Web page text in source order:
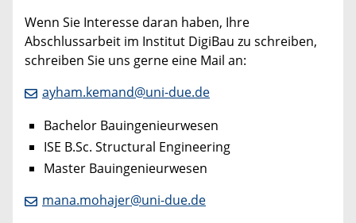
Wenn Sie Interesse daran haben, Ihre
Abschlussarbeit im Institut DigiBau zu schreiben,
schreiben Sie uns gerne eine Mail an:
ayham.kemand@uni-due.de
Bachelor Bauingenieurwesen
ISE B.Sc. Structural Engineering
Master Bauingenieurwesen
mana.mohajer@uni-due.de